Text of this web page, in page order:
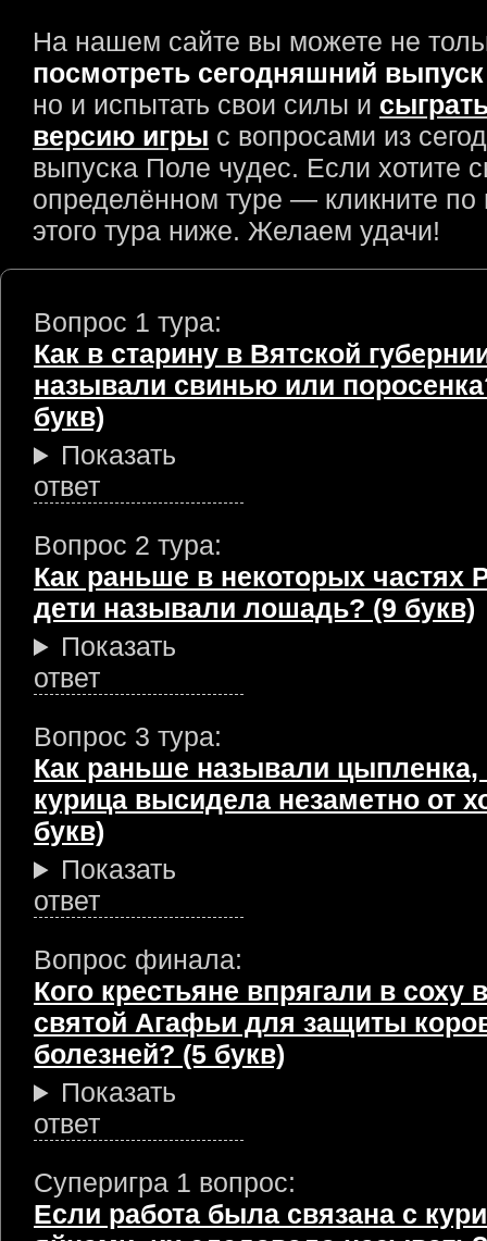
На нашем сайте вы можете не
посмотреть сегодняшний
но и испытать свои силы и
версию игры с вопросами из
выпуска Поле чудес. Если хотите
определённом туре — кликните по
этого тура ниже. Желаем удачи!
Вопрос 1 тура:
Как в старину в Вятской
называли свинью или
букв)
Показать
ответ
Вопрос 2 тура:
Как раньше в некоторых частях
дети называли лошадь? (9 букв)
Показать
ответ
Вопрос 3 тура:
Как раньше называли цыпленка,
курица высидела незаметно от
букв)
Показать
ответ
Вопрос финала:
Кого крестьяне впрягали в соху
святой Агафьи для защиты
болезней? (5 букв)
Показать
ответ
Суперигра 1 вопрос:
Если работа была связана с